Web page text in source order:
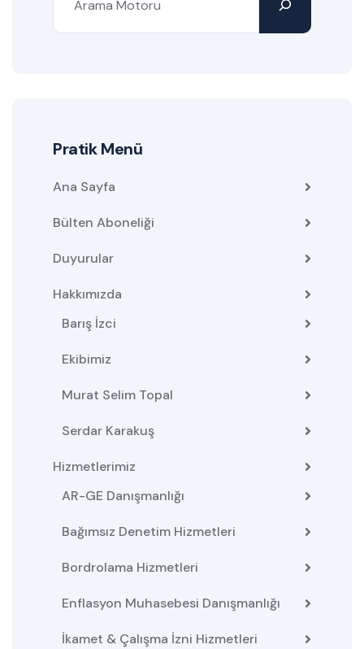
Pratik Menü
Ana Sayfa
Bülten Aboneliği
Duyurular
Hakkımızda
Barış İzci
Ekibimiz
Murat Selim Topal
Serdar Karakuş
Hizmetlerimiz
AR-GE Danışmanlığı
Bağımsız Denetim Hizmetleri
Bordrolama Hizmetleri
Enflasyon Muhasebesi Danışmanlığı
İkamet & Çalışma İzni Hizmetleri